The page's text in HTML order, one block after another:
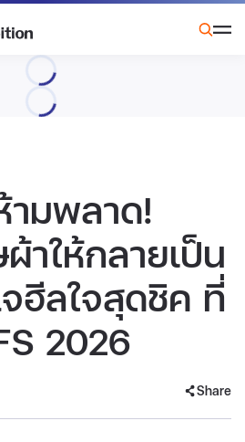
ามพลาด!
าให้กลายเป็น
ลใจสุดชิค ที่
2026
Share